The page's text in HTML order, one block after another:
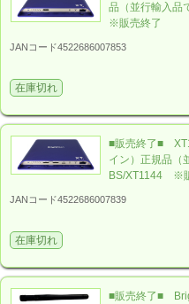
また弊社は、Bright
まらず、「博物館」や「
「展示施設」など、多く
グ
」などが挙げられます。
「BrightSign XD1034で、
など、一歩進んだ
さい。
バック・ステージ（本社
品（並行輸入
※販売終了
JANコード4522686007853
在庫切れ
■販売終了■
イン）正規品（
BS/XT1144 ※
JANコード4522686007839
在庫切れ
■販売終了■